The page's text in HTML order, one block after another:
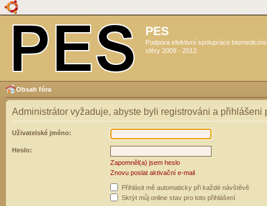
PES
Podpora efektivní spolupráce
sféry 2009 - 2012
Obsah fóra
Administrátor vyžaduje, abyste byli registrováni a přihlášeni
Uživatelské jméno:
Heslo:
Zapomněl(a) jsem heslo
Znovu poslat aktivační e-mail
Přihlásit mě automaticky při každé návštěvě
Skrýt můj online stav pro toto přihlášení